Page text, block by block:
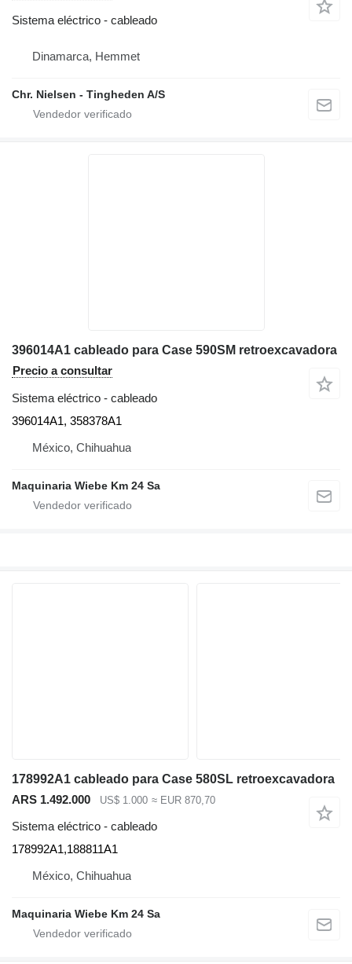
Sistema eléctrico - cableado
Dinamarca, Hemmet
Chr. Nielsen - Tingheden A/S
396014A1 cableado para Case 590SM retroexcavadora
Precio a consultar
Sistema eléctrico - cableado
396014A1, 358378A1
México, Chihuahua
Maquinaria Wiebe Km 24 Sa
178992A1 cableado para Case 580SL retroexcavadora
ARS 1.492.000
US$ 1.000 ≈ EUR 870,70
Sistema eléctrico - cableado
178992A1,188811A1
México, Chihuahua
Maquinaria Wiebe Km 24 Sa